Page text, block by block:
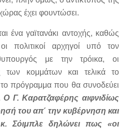
έχει φουντώσει.
ένα γαϊτανάκι αντοχής, καθώς
πολιτικοί αρχηγοί υπό τον
με την τρόικα, οι
των κομμάτων και τελικά το
πρόγραμμα που θα συνοδεύει
Ο Γ. Καρατζαφέρης αιφνιδίως
του απ΄ την κυβέρνηση και
Σόιμπλε δηλώνει πως «οι